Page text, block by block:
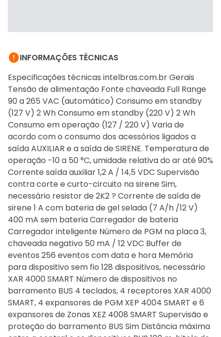
INFORMAÇÕES TÉCNICAS
Especificações técnicas intelbras.com.br Gerais
Tensão de alimentação Fonte chaveada Full Range
90 a 265 VAC (automático) Consumo em standby
(127 V) 2 Wh Consumo em standby (220 V) 2 Wh
Consumo em operação (127 / 220 V) Varia de
acordo com o consumo dos acessórios ligados a
saída AUXILIAR e a saída de SIRENE. Temperatura de
operação -10 a 50 °C, umidade relativa do ar até 90%
Corrente saída auxiliar 1,2 A / 14,5 VDC Supervisão
contra corte e curto-circuito na sirene Sim,
necessário resistor de 2K2 ? Corrente de saída de
sirene 1 A com bateria de gel selada (7 A/h /12 V)
400 mA sem bateria Carregador de bateria
Carregador inteligente Número de PGM na placa 3,
chaveada negativo 50 mA / 12 VDC Buffer de
eventos 256 eventos com data e hora Memória
para dispositivo sem fio 128 dispositivos, necessário
XAR 4000 SMART Número de dispositivos no
barramento BUS 4 teclados, 4 receptores XAR 4000
SMART, 4 expansores de PGM XEP 4004 SMART e 6
expansores de Zonas XEZ 4008 SMART Supervisão e
proteção do barramento BUS Sim Distância máxima